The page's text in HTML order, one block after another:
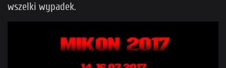
wszelki wypadek.